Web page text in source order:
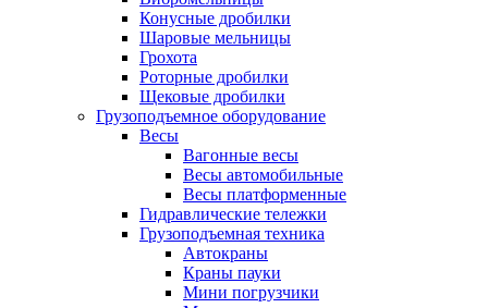
Конусные дробилки
Шаровые мельницы
Грохота
Роторные дробилки
Щековые дробилки
Грузоподъемное оборудование
Весы
Вагонные весы
Весы автомобильные
Весы платформенные
Гидравлические тележки
Грузоподъемная техника
Автокраны
Краны пауки
Мини погрузчики